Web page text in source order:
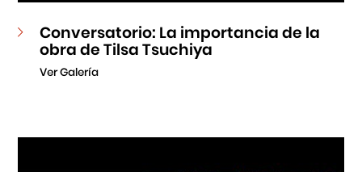
Conversatorio: La importancia de la
obra de Tilsa Tsuchiya
Ver Galería